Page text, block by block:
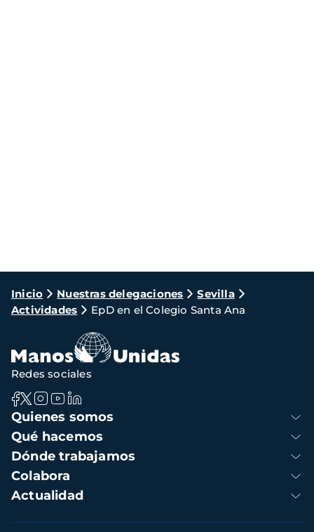
Ruta
de
navegación
Inicio Nuestras delegaciones
Sevilla
Actividades
EpD en el Colegio Santa Ana
Navegación
principal
Quienes somos
Qué hacemos
Dónde trabajamos
Colabora
Actualidad
Redes sociales